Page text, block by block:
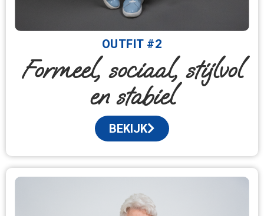
OUTFIT #2
Formeel, sociaal, stijlvol
en stabiel
BEKIJK